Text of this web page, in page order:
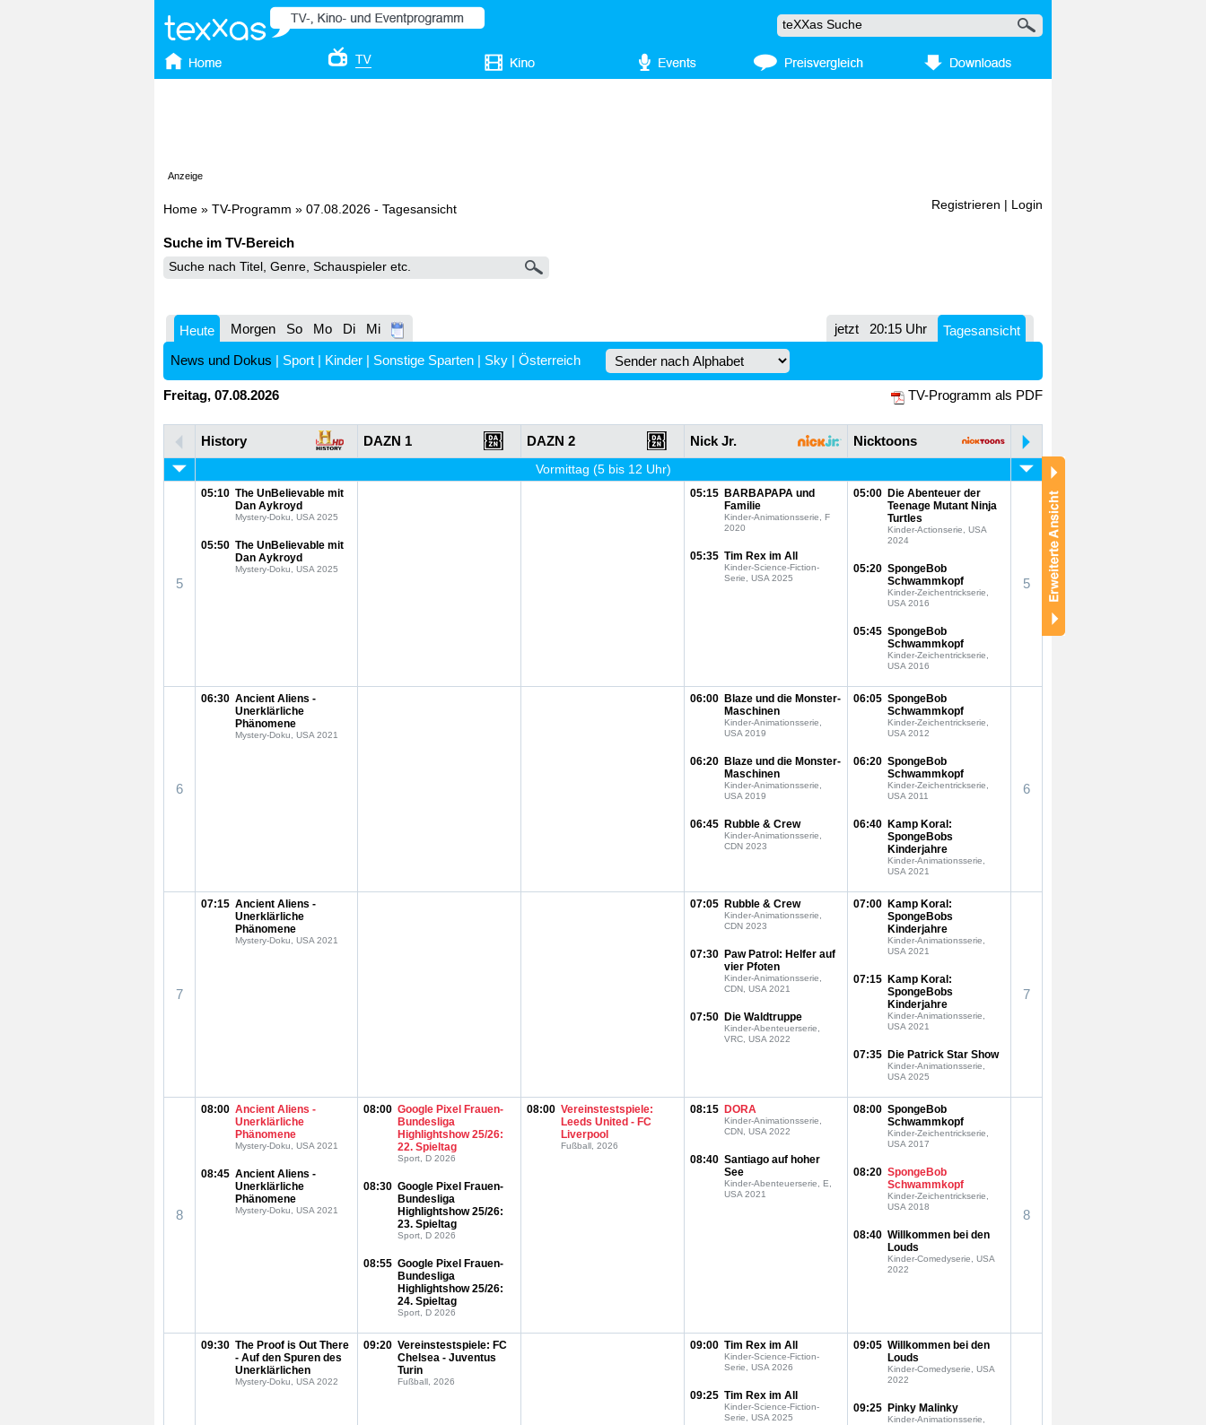
Anzeige
Home » TV-Programm » 07.08.2026 - Tagesansicht Registrieren Login
Suche im TV-Bereich
Heute Morgen So Mo Di Mi jetzt 20:15 Uhr
Tagesansicht
News und Dokus | Sport | Kinder | Sonstige Sparten | Sky | Österreich
Freitag, 07.08.2026 TV-Programm als PDF
History DAZN 1 DAZN 2 Nick Jr. Nicktoons
Vormittag (5 bis 12 Uhr)
5
05:10 The UnBelievable mit
Dan Aykroyd
Mystery-Doku, USA 2025
05:50 The UnBelievable mit
Dan Aykroyd
Mystery-Doku, USA 2025
05:15 BARBAPAPA und
Familie
Kinder-Animationsserie, F
2020
05:35 Tim Rex im All
Kinder-Science-Fiction-
Serie, USA 2025
05:00 Die Abenteuer der
Teenage Mutant Ninja
Turtles
Kinder-Actionserie, USA
2024
05:20 SpongeBob
Schwammkopf
Kinder-Zeichentrickserie,
USA 2016
05:45 SpongeBob
Schwammkopf
Kinder-Zeichentrickserie,
USA 2016
5
6
06:30 Ancient Aliens -
Unerklärliche
Phänomene
Mystery-Doku, USA 2021
06:00 Blaze und die Monster-
Maschinen
Kinder-Animationsserie,
USA 2019
06:20 Blaze und die Monster-
Maschinen
Kinder-Animationsserie,
USA 2019
06:45 Rubble & Crew
Kinder-Animationsserie,
CDN 2023
06:05 SpongeBob
Schwammkopf
Kinder-Zeichentrickserie,
USA 2012
06:20 SpongeBob
Schwammkopf
Kinder-Zeichentrickserie,
USA 2011
06:40 Kamp Koral:
SpongeBobs
Kinderjahre
Kinder-Animationsserie,
USA 2021
6
7
07:15 Ancient Aliens -
Unerklärliche
Phänomene
Mystery-Doku, USA 2021
07:05 Rubble & Crew
Kinder-Animationsserie,
CDN 2023
07:30 Paw Patrol: Helfer auf
vier Pfoten
Kinder-Animationsserie,
CDN, USA 2021
07:50 Die Waldtruppe
Kinder-Abenteuerserie,
VRC, USA 2022
07:00 Kamp Koral:
SpongeBobs
Kinderjahre
Kinder-Animationsserie,
USA 2021
07:15 Kamp Koral:
SpongeBobs
Kinderjahre
Kinder-Animationsserie,
USA 2021
07:35 Die Patrick Star Show
Kinder-Animationsserie,
USA 2025
7
8
08:00 Ancient Aliens -
Unerklärliche
Phänomene
Mystery-Doku, USA 2021
08:45 Ancient Aliens -
Unerklärliche
Phänomene
Mystery-Doku, USA 2021
08:00 Google Pixel Frauen-
Bundesliga
Highlightshow 25/26:
22. Spieltag
Sport, D 2026
08:30 Google Pixel Frauen-
Bundesliga
Highlightshow 25/26:
23. Spieltag
Sport, D 2026
08:55 Google Pixel Frauen-
Bundesliga
Highlightshow 25/26:
24. Spieltag
Sport, D 2026
08:00 Vereinstestspiele:
Leeds United - FC
Liverpool
Fußball, 2026
08:15 DORA
Kinder-Animationsserie,
CDN, USA 2022
08:40 Santiago auf hoher
See
Kinder-Abenteuerserie, E,
USA 2021
08:00 SpongeBob
Schwammkopf
Kinder-Zeichentrickserie,
USA 2017
08:20 SpongeBob
Schwammkopf
Kinder-Zeichentrickserie,
USA 2018
08:40 Willkommen bei den
Louds
Kinder-Comedyserie, USA
2022
8
09:30 The Proof is Out There
- Auf den Spuren des
Unerklärlichen
Mystery-Doku, USA 2022
09:20 Vereinstestspiele: FC
Chelsea - Juventus
Turin
Fußball, 2026
09:00 Tim Rex im All
Kinder-Science-Fiction-
Serie, USA 2026
09:25 Tim Rex im All
Kinder-Science-Fiction-
Serie, USA 2025
09:05 Willkommen bei den
Louds
Kinder-Comedyserie, USA
2022
09:25 Pinky Malinky
Kinder-Animationsserie,